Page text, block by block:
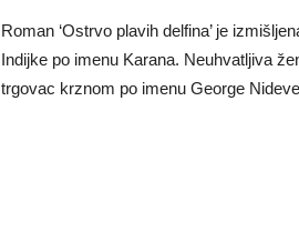
Roman ‘Ostrvo plavih delfina’ je
Indijke po imenu Karana. Neuhvatljiva
trgovac krznom po imenu George